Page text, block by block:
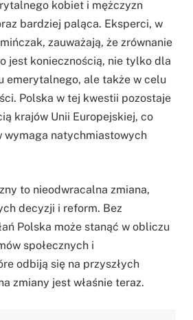
kobiet i mężczyzn
bardziej paląca. Eksperci, w
zauważają, że zrównanie
jest koniecznością, nie tylko dla
emerytalnego, ale także w celu
Polska w tej kwestii pozostaje
krajów Unii Europejskiej, co
wymaga natychmiastowych
to nieodwracalna zmiana,
decyzji i reform. Bez
Polska może stanąć w obliczu
społecznych i
odbiją się na przyszłych
zmiany jest właśnie teraz.